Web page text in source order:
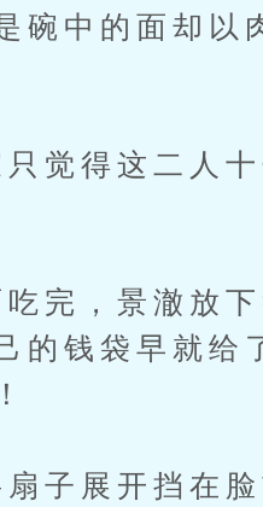
碗中的面却以
觉得这二人十
完，景澈放下
的钱袋早就给
子展开挡在脸